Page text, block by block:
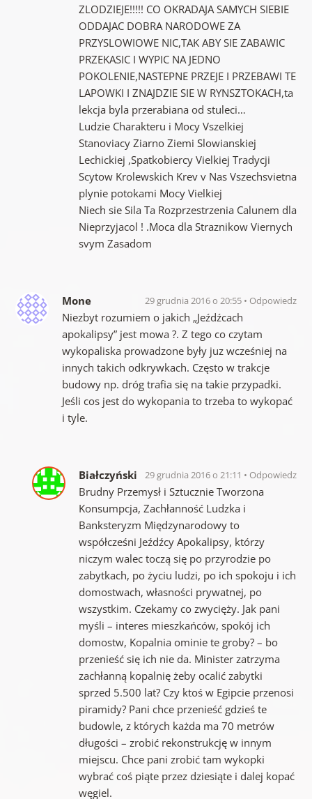
ZLODZIEJE!!!!! CO OKRADAJA SAMYCH SIEBIE
ODDAJAC DOBRA NARODOWE ZA
PRZYSLOWIOWE NIC,TAK ABY SIE ZABAWIC
PRZEKASIC I WYPIC NA JEDNO
POKOLENIE,NASTEPNE PRZEJE I PRZEBAWI TE
LAPOWKI I ZNAJDZIE SIE W RYNSZTOKACH,ta
lekcja byla przerabiana od stuleci…
Ludzie Charakteru i Mocy Vszelkiej
Stanoviacy Ziarno Ziemi Slowianskiej
Lechickiej ,Spatkobiercy Vielkiej Tradycji
Scytow Krolewskich Krev v Nas Vszechsvietna
plynie potokami Mocy Vielkiej
Niech sie Sila Ta Rozprzestrzenia Calunem dla
Nieprzyjacol ! .Moca dla Straznikow Viernych
svym Zasadom
Mone 29 grudnia 2016 o 20:55 Odpowiedz
Niezbyt rozumiem o jakich „Jeźdźcach
apokalipsy” jest mowa ?. Z tego co czytam
wykopaliska prowadzone były juz wcześniej na
innych takich odkrywkach. Często w trakcje
budowy np. dróg trafia się na takie przypadki.
Jeśli cos jest do wykopania to trzeba to wykopać
i tyle.
Białczyński 29 grudnia 2016 o 21:11 Odpowiedz
Brudny Przemysł i Sztucznie Tworzona
Konsumpcja, Zachłanność Ludzka i
Banksteryzm Międzynarodowy to
współcześni Jeźdźcy Apokalipsy, którzy
niczym walec toczą się po przyrodzie po
zabytkach, po życiu ludzi, po ich spokoju i ich
domostwach, własności prywatnej, po
wszystkim. Czekamy co zwycięży. Jak pani
myśli – interes mieszkańców, spokój ich
domostw, Kopalnia ominie te groby? – bo
przenieść się ich nie da. Minister zatrzyma
zachłanną kopalnię żeby ocalić zabytki
sprzed 5.500 lat? Czy ktoś w Egipcie przenosi
piramidy? Pani chce przenieść gdzieś te
budowle, z których każda ma 70 metrów
długości – zrobić rekonstrukcję w innym
miejscu. Chce pani zrobić tam wykopki
wybrać coś piąte przez dziesiąte i dalej kopać
węgiel.